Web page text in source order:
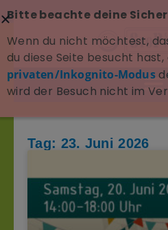
Tag: 23. Juni 2026
Bitte beachte deine
Wenn du nicht möchtest,
du diese Seite besucht hast,
privaten/Inkognito-Modus
wird der Besuch nicht im